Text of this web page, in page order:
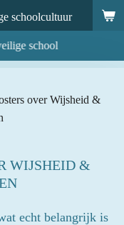
schoolcultuur
school
over Wijsheid &
WIJSHEID &
echt belangrijk is